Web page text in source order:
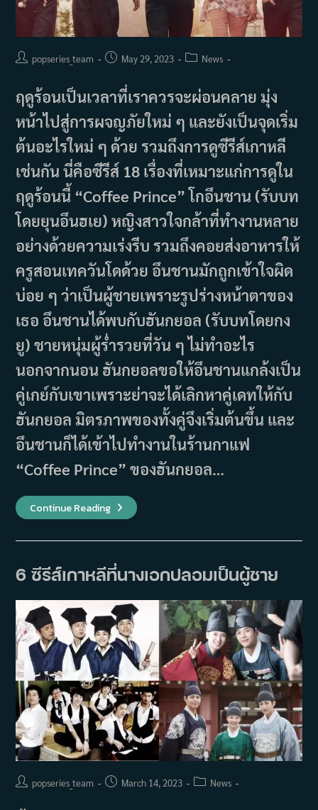
Postpopseries_team
PostMay 29, 2023
PostNews
ฤดูร้อนเป็นเวลาที่เราควรจะผ่อนคลาย มุ่ง
หน้าไปสู่การผจญภัยใหม่ ๆ และยังเป็นจุดเริ่ม
ต้นอะไรใหม่ ๆ ด้วย รวมถึงการดูซีรีส์เกาหลี
เช่นกัน นี่คือซีรีส์ 18 เรื่องที่เหมาะแก่การดูใน
ฤดูร้อนนี้ “Coffee Prince” โกอึนชาน (รับบท
โดยยุนอึนฮเย) หญิงสาวใจกล้าที่ทำงานหลาย
อย่างด้วยความเร่งรีบ รวมถึงคอยส่งอาหารให้
ครูสอนเทควันโดด้วย อึนชานมักถูกเข้าใจผิด
บ่อย ๆ ว่าเป็นผู้ชายเพราะรูปร่างหน้าตาของ
เธอ อึนชานได้พบกับฮันกยอล (รับบทโดยกง
ยู) ชายหนุ่มผู้ร่ำรวยที่วัน ๆ ไม่ทำอะไร
นอกจากนอน ฮันกยอลขอให้อึนชานแกล้งเป็น
คู่เกย์กับเขาเพราะย่าจะได้เลิกหาคู่เดทให้กับ
ฮันกยอล มิตรภาพของทั้งคู่จึงเริ่มต้นขึ้น และ
อึนชานก็ได้เข้าไปทำงานในร้านกาแฟ
“Coffee Prince” ของฮันกยอล…
Continue Readingซี
รีส์
เรื่อง
กับ
การ
ใน
หน้า
ร้อน
6 ซีรีส์เกาหลีที่นางเอกปลอมเป็นผู้ชาย
Postpopseries_team
PostMarch 14, 2023
PostNews